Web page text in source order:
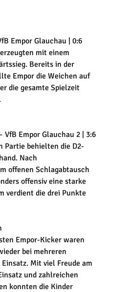
Empor Glauchau | 0:6
mit einem
Bereits in der
Empor die Weichen auf
die gesamte Spielzeit
VfB Empor Glauchau 2 | 3:6
Partie behielten die D2-
Nach
offenen Schlagabtausch
offensiv eine starke
verdient die drei Punkte
Empor-Kicker waren
bei mehreren
Mit viel Freude am
und zahlreichen
konnten die Kinder